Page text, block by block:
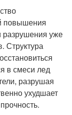
повышения
разрушения уже
Структура
в смеси лед
разрушая
ухудшает